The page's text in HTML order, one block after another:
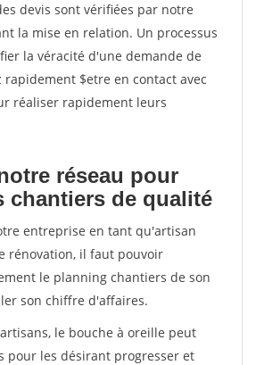
devis sont vérifiées par notre
la mise en relation. Un processus
la véracité d'une demande de
rapidement $etre en contact avec
réaliser rapidement leurs
réseau pour
chantiers de qualité
entreprise en tant qu'artisan
rénovation, il faut pouvoir
le planning chantiers de son
son chiffre d'affaires.
le bouche à oreille peut
pour les désirant progresser et